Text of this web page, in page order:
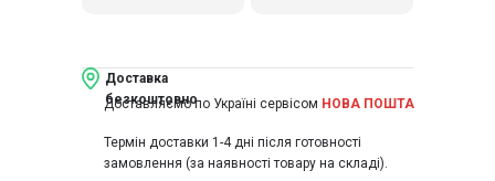
Доставка
безкоштовно
Доставляємо по Україні сервісом НОВА ПОШТА
Термін доставки 1-4 дні після готовності
замовлення (за наявності товару на складі).